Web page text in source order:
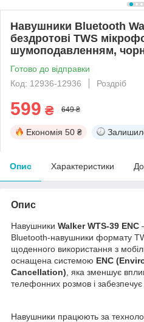
Навушники Bluetooth
бездротові TWS
шумоподавленням,
Готово до відправки
Код: 12936-12936
Роздріб
599 ₴ 649 ₴
Економія 50 ₴
Опис Характеристики
Опис
Навушники Walker WTS-39 ENC
Bluetooth-навушники формату
щоденного використання з
оснащена системою ENC
Cancellation) , яка зменшує
телефонних розмов і забезпечує
Навушники працюють за